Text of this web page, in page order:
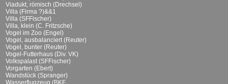
Viadukt, römisch (Drechsel)
Villa (Firma ?)&&1
Villa (SFFischer)
Villa, klein (C. Fritzsche)
Vogel im Zoo (Engel)
Vogel, ausbalanciert (Reuter)
Vogel, bunter (Reuter)
Vogel-Futterhaus (Div. VK)
Volkspalast (SFFischer)
Vorgarten (Ebert)
Wandstück (Spranger)
Wasserflugzeug (BKF